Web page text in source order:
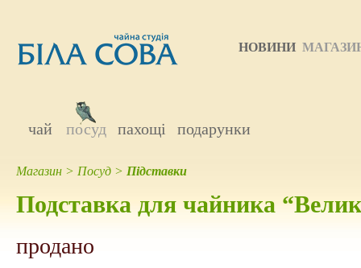
НОВИНИ
чай посуд пахощі подарунки
Магазин > Посуд > Підставки
Подставка для чайника
продано